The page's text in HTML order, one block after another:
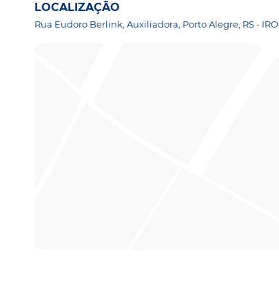
LOCALIZAÇÃO
Rua Eudoro Berlink, Auxiliadora, Porto Alegre, RS - IRO